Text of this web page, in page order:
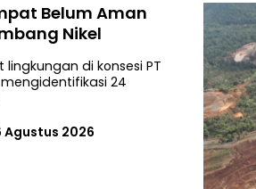
Belum Aman
Nikel
lingkungan di konsesi PT
mengidentifikasi 24
Agustus 2026